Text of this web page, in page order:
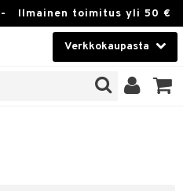
Ilmainen toimitus yli 50 €
Verkkokaupasta